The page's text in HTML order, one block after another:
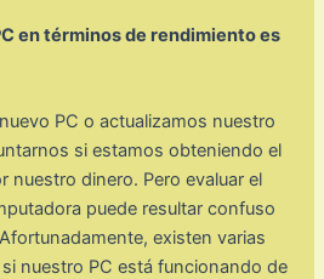
en términos de rendimiento es
PC o actualizamos nuestro
si estamos obteniendo el
nuestro dinero. Pero evaluar el
puede resultar confuso
existen varias
nuestro PC está funcionando de